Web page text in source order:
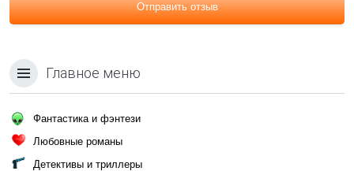
Отправить отзыв
Главное меню
Фантастика и фэнтези
Любовные романы
Детективы и триллеры